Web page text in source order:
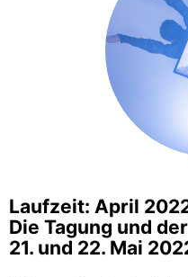
Laufzeit: April
Die Tagung und
21. und 22. Mai